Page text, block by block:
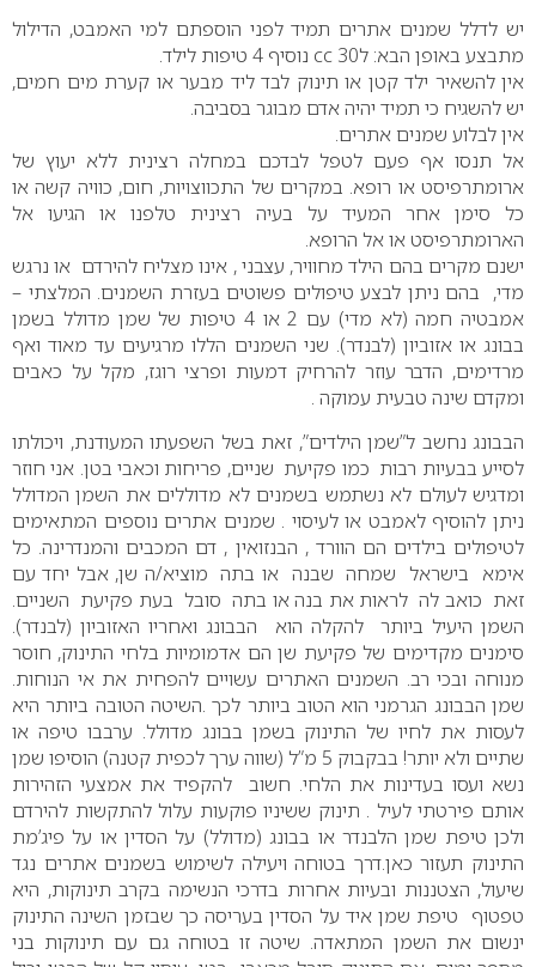
יש לדלל שמנים אתרים תמיד לפני הוספתם למי האמבט, הדילול
מתבצע באופן הבא: ל30 cc נוסיף 4 טיפות לילד.
אין להשאיר ילד קטן או תינוק לבד ליד מבער או קערת מים חמים,
יש להשגיח כי תמיד יהיה אדם מבוגר בסביבה.
אין לבלוע שמנים אתרים.
אל תנסו אף פעם לטפל לבדכם במחלה רצינית ללא יעוץ של
ארומתרפיסט או רופא. במקרים של התכווצויות, חום, כוויה קשה או
כל סימן אחר המעיד על בעיה רצינית טלפנו או הגיעו אל
הארומתרפיסט או אל הרופא.
ישנם מקרים בהם הילד מחוויר, עצבני , אינו מצליח להירדם או נרגש
מדי, בהם ניתן לבצע טיפולים פשוטים בעזרת השמנים. המלצתי –
אמבטיה חמה (לא מדי) עם 2 או 4 טיפות של שמן מדולל בשמן
בבונג או אזוביון (לבנדר). שני השמנים הללו מרגיעים עד מאוד ואף
מרדימים, הדבר עוזר להרחיק דמעות ופרצי רוגז, מקל על כאבים
ומקדם שינה טבעית עמוקה .
הבבונג נחשב ל”שמן הילדים”, זאת בשל השפעתו המעודנת, ויכולתו
לסייע בבעיות רבות כמו פקיעת שניים, פריחות וכאבי בטן. אני חוזר
ומדגיש לעולם לא נשתמש בשמנים לא מדוללים את השמן המדולל
ניתן להוסיף לאמבט או לעיסוי . שמנים אתרים נוספים המתאימים
לטיפולים בילדים הם הוורד , הבנזואין , דם המכבים והמנדרינה. כל
אימא בישראל שמחה שבנה או בתה מוציא/ה שן, אבל יחד עם
זאת כואב לה לראות את בנה או בתה סובל בעת פקיעת השניים.
השמן היעיל ביותר להקלה הוא הבבונג ואחריו האזוביון (לבנדר).
סימנים מקדימים של פקיעת שן הם אדמומיות בלחי התינוק, חוסר
מנוחה ובכי רב. השמנים האתרים עשויים להפחית את אי הנוחות.
שמן הבבונג הגרמני הוא הטוב ביותר לכך .השיטה הטובה ביותר היא
לעסות את לחיו של התינוק בשמן בבונג מדולל. ערבבו טיפה או
שתיים ולא יותר! בבקבוק 5 מ”ל (שווה ערך לכפית קטנה) הוסיפו שמן
נשא ועסו בעדינות את הלחי. חשוב להקפיד את אמצעי הזהירות
אותם פירטתי לעיל . תינוק ששיניו פוקעות עלול להתקשות להירדם
ולכן טיפת שמן הלבנדר או בבונג (מדולל) על הסדין או על פיג’מת
התינוק תעזור כאן.דרך בטוחה ויעילה לשימוש בשמנים אתרים נגד
שיעול, הצטננות ובעיות אחרות בדרכי הנשימה בקרב תינוקות, היא
טפטוף טיפת שמן איד על הסדין בעריסה כך שבזמן השינה התינוק
ינשום את השמן המתאדה. שיטה זו בטוחה גם עם תינוקות בני